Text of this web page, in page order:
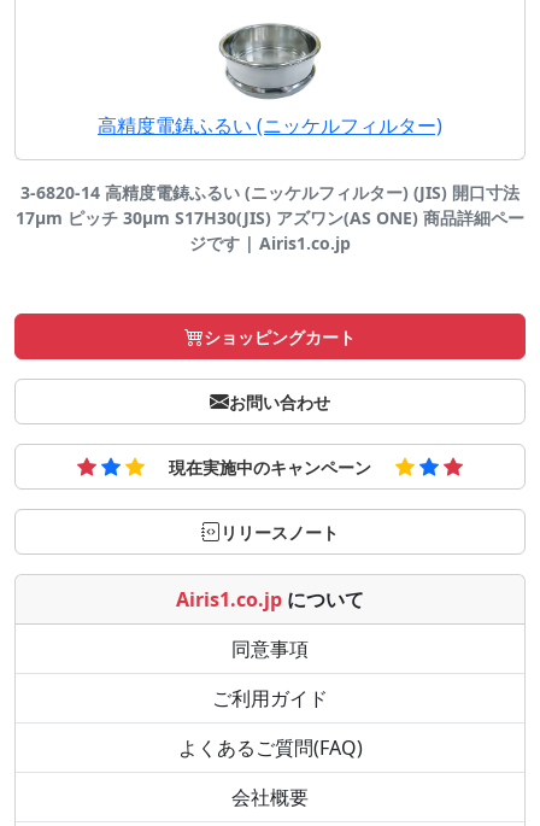
高精度電鋳ふるい (ニッケルフィルター)
3-6820-14 高精度電鋳ふるい (ニッケルフィルター) (JIS) 開口寸法
17μm ピッチ 30μm S17H30(JIS) アズワン(AS ONE) 商品詳細ペー
ジです | Airis1.co.jp
ショッピングカート
お問い合わせ
現在実施中のキャンペーン
リリースノート
Airis1.co.jp について
同意事項
ご利用ガイド
よくあるご質問(FAQ)
会社概要